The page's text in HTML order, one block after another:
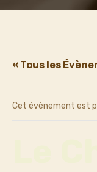
« Tous les
Cet évènement est